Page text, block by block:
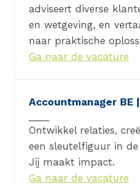
adviseert diverse
en wetgeving, en
naar praktische
Ga naar de vacature
Accountmanager BE
Ontwikkel relaties,
een sleutelfiguur in
Jij maakt impact.
Ga naar de vacature